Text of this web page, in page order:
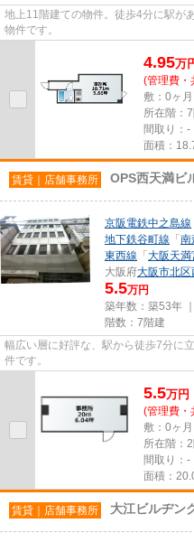
地上11階建ての物件。徒歩4分に駅が
物件です。
4.95万
(管理費・
敷：0ヶ
所在階：
間取り：-
面積：
賃貸｜店舗事務所 OPS西天満ビ
京阪電鉄中之島線
地下鉄谷町線 「 南
東西線 「 大阪天満
大阪府大阪市北区
5.5万円
築年数：築53年
階数：7階建
幅広い層に好評な、駅から徒歩7分に
件です。
5.5万円
(管理費・
敷：0ヶ
所在階：
間取り：-
面積：
賃貸｜店舗事務所 大江ビルヂン